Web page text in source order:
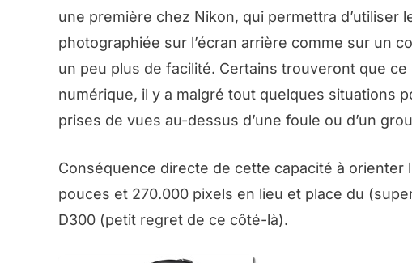
une première chez Nikon, qui permettra d’utiliser
photographiée sur l’écran arrière comme sur un
un peu plus de facilité. Certains trouveront que
numérique, il y a malgré tout quelques situations
prises de vues au-dessus d’une foule ou d’un
Conséquence directe de cette capacité à orienter
pouces et 270.000 pixels en lieu et place du
D300 (petit regret de ce côté-là).